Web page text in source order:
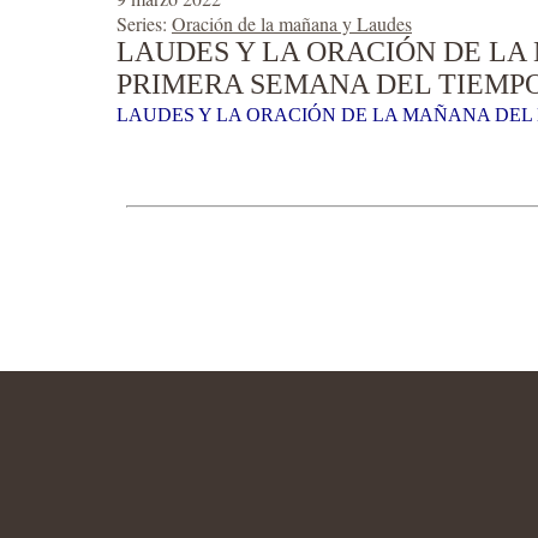
Series: Oración de la mañana y Laudes
LAUDES Y LA ORACIÓN DE LA
PRIMERA SEMANA DEL
LAUDES Y LA ORACIÓN DE LA MAÑANA DEL